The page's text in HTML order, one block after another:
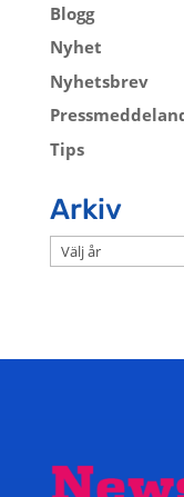
Blogg
Nyhet
Nyhetsbrev
Tips
Arkiv
Arkiv